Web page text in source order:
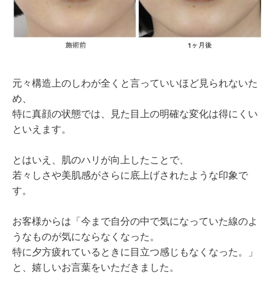
元々構造上のしわが全くと言っていいほど見られないた
め、
特に真顔の状態では、見た目上の明確な変化は得にくい
といえます。
とはいえ、肌のハリが向上したことで、
若々しさや美肌感がさらに底上げされたような印象で
す。
お客様からは「今まで自分の中で気になっていた線のよ
うなものが気にならなくなった。
特に夕方疲れているときに目立つ感じもなくなった。」
と、嬉しいお言葉をいただきました。